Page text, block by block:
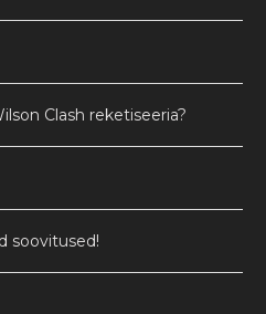
Clash reketiseeria?
soovitused!